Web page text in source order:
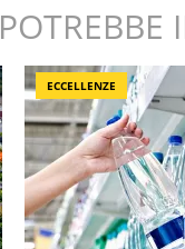
POTREBBE
ECCELLENZE